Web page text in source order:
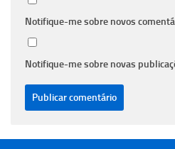
Notifique-me sobre novos
Notifique-me sobre novas